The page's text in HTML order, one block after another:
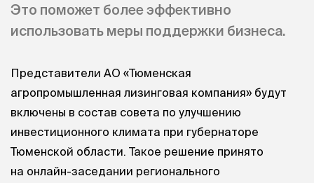
Это поможет более эффективно
использовать меры поддержки бизнеса.
Представители АО «Тюменская
агропромышленная лизинговая компания» будут
включены в состав совета по улучшению
инвестиционного климата при губернаторе
Тюменской области. Такое решение принято
на онлайн-заседании регионального